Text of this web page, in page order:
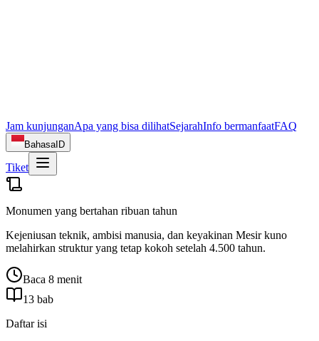
Jam kunjunganApa yang bisa dilihatSejarahInfo bermanfaatFAQ
BahasaID
Tiket
Monumen yang bertahan ribuan tahun
Kejeniusan teknik, ambisi manusia, dan keyakinan Mesir kuno
melahirkan struktur yang tetap kokoh setelah 4.500 tahun.
Baca 8 menit
13 bab
Daftar isi